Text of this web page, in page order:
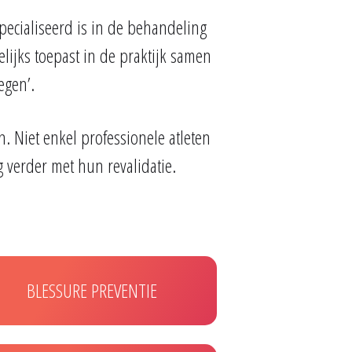
is in de behandeling
toepast in de praktijk samen
Niet enkel professionele atleten
met hun revalidatie.
BLESSURE PREVENTIE